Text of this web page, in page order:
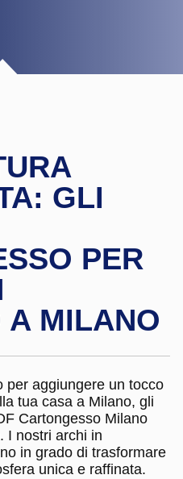
GLI
PER
A MILANO
per aggiungere un tocco
tua casa a Milano, gli
Cartongesso Milano
I nostri archi in
in grado di trasformare
unica e raffinata.